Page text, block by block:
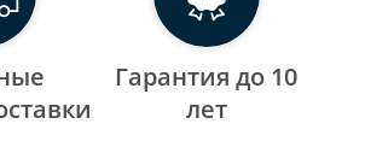
Гарантия до 10
лет